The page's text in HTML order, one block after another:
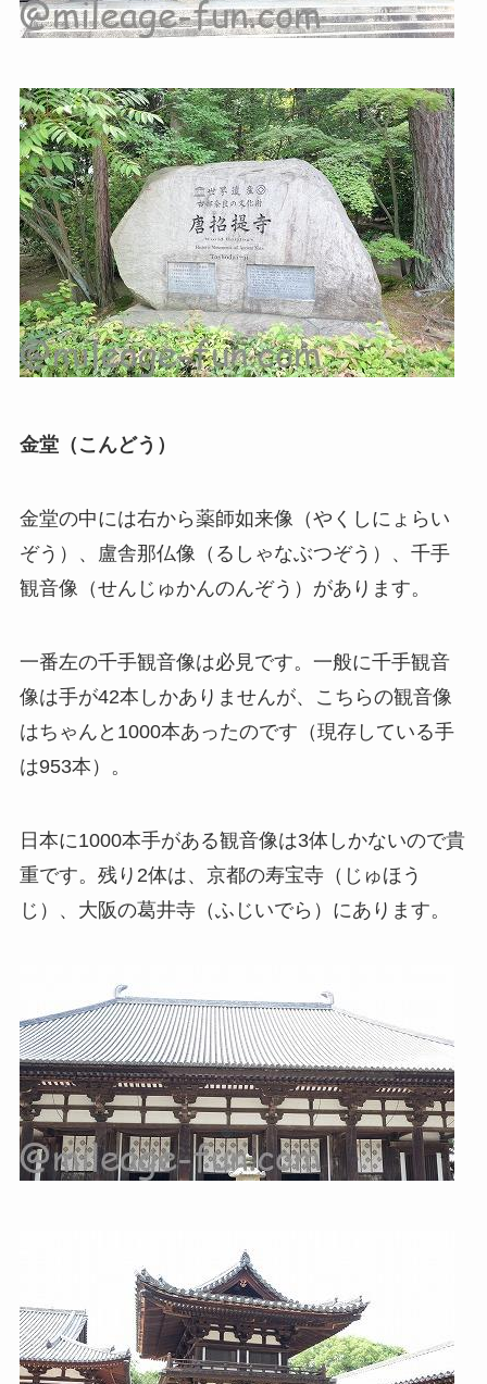
金堂（こんどう）
金堂の中には右から薬師如来像（やくしにょらい
ぞう）、盧舎那仏像（るしゃなぶつぞう）、千手
観音像（せんじゅかんのんぞう）があります。
一番左の千手観音像は必見です。一般に千手観音
像は手が42本しかありませんが、こちらの観音像
はちゃんと1000本あったのです（現存している手
は953本）。
日本に1000本手がある観音像は3体しかないので貴
重です。残り2体は、京都の寿宝寺（じゅほう
じ）、大阪の葛井寺（ふじいでら）にあります。